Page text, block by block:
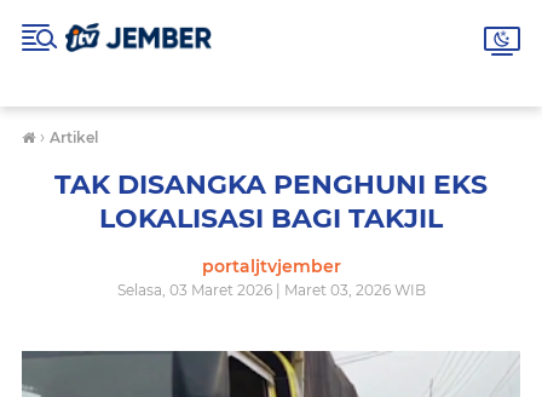
› Artikel
TAK DISANGKA PENGHUNI EKS
LOKALISASI BAGI TAKJIL
portaljtvjember
Selasa, 03 Maret 2026 | Maret 03, 2026 WIB